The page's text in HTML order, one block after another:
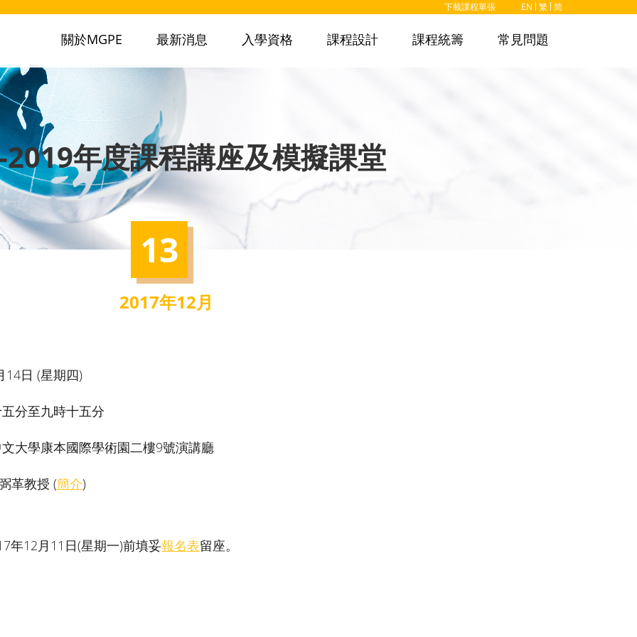
下載課程單張 EN 繁 简
關於MGPE 最新消息 入學資格 課程設計 課程統籌 常見問題
年度課程講座及模擬課堂
13
2017年12月
14日 (星期四)
分至九時十五分
大學康本國際學術園二樓9號演講廳
革教授 (簡介)
年12月11日(星期一)前填妥報名表留座。